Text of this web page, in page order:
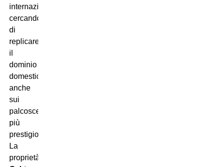
internazionali,
cercando
di
replicare
il
dominio
domestico
anche
sui
palcoscenici
più
prestigiosi.
La
proprietà